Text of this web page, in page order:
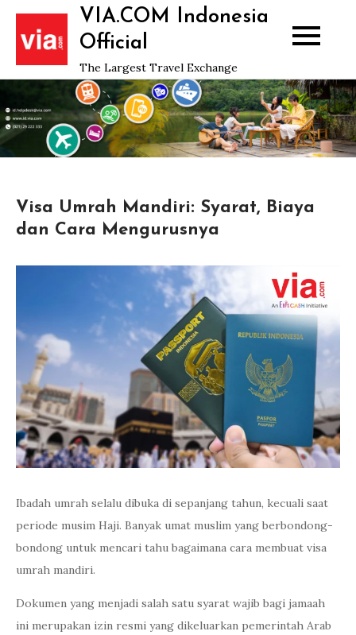
Skip
content
VIA.COM Indonesia
Official
The Largest Travel Exchange
Visa Umrah Mandiri: Syarat, Biaya
dan Cara Mengurusnya
Ibadah umrah selalu dibuka di sepanjang tahun, kecuali saat
periode musim Haji. Banyak umat muslim yang berbondong-
bondong untuk mencari tahu bagaimana cara membuat visa
umrah mandiri.
Dokumen yang menjadi salah satu syarat wajib bagi jamaah
ini merupakan izin resmi yang dikeluarkan pemerintah Arab